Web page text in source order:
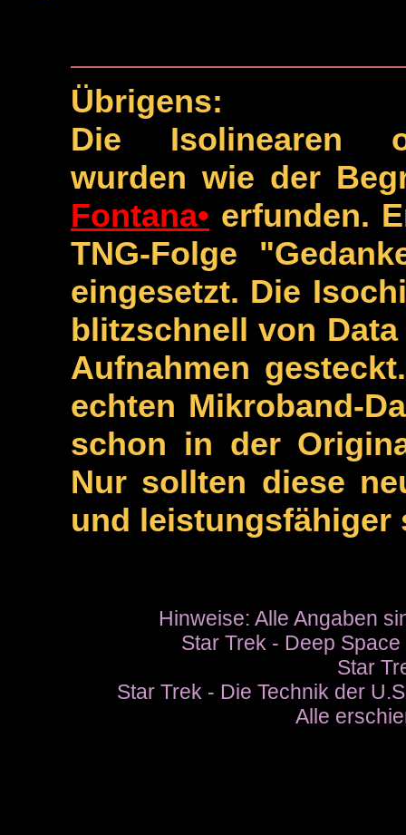
Übrigens:
Die Isolinearen
wurden wie der
Fontana• erfunden.
TNG-Folge
eingesetzt. Die
blitzschnell von
Aufnahmen
echten Mikroband-
schon in der
Nur sollten diese
und leistungsfähiger
Hinweise: Alle Angaben
Star Trek - Deep
Star
Star Trek - Die Technik der
Alle